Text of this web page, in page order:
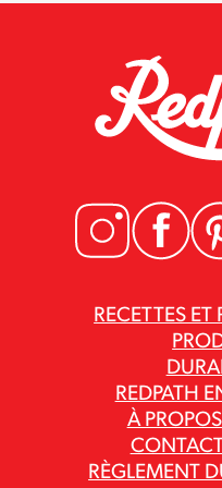
RECETTES
REDPATH
À
RÈGLEMENT